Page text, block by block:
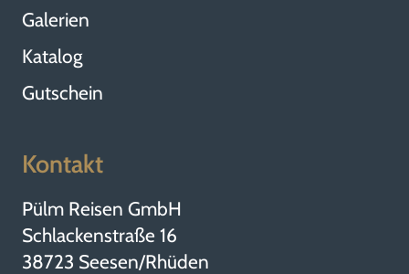
Galerien
Katalog
Gutschein
Kontakt
Pülm Reisen GmbH
Schlackenstraße 16
38723 Seesen/Rhüden